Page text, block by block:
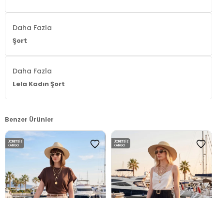
Daha Fazla
Şort
Daha Fazla
Lela Kadın Şort
Benzer Ürünler
ÜCRETSIZ
KARGO
ÜCRETSIZ
KARGO